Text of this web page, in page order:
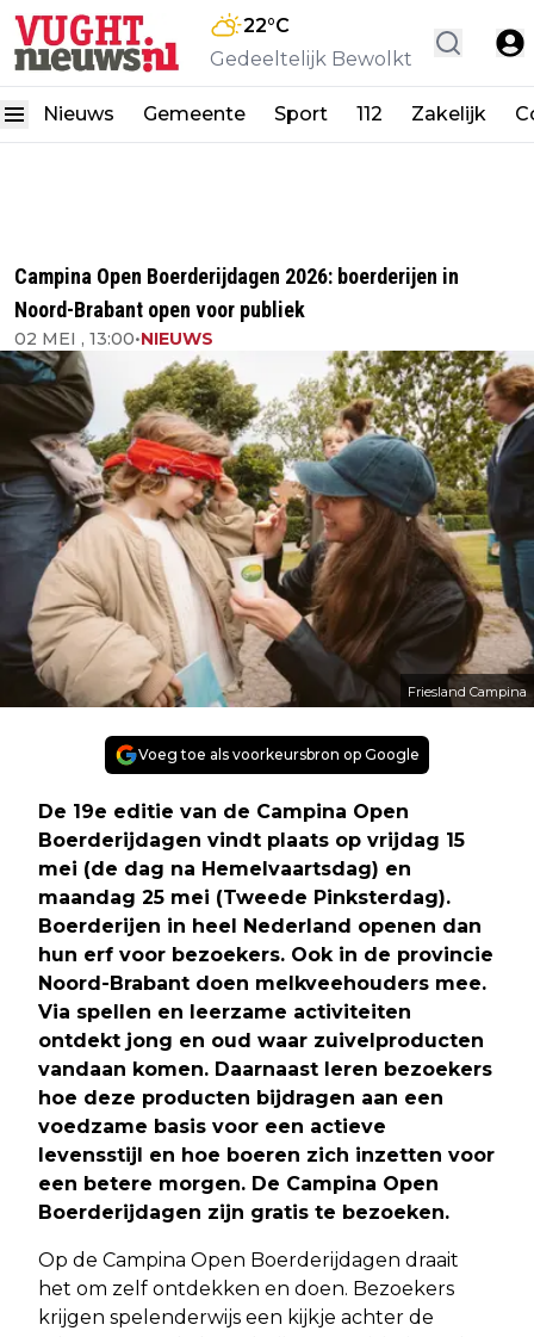
22°C
Gedeeltelijk Bewolkt
Nieuws Gemeente Sport 112 Zakelijk
Campina Open Boerderijdagen 2026: boerderijen in
Noord-Brabant open voor publiek
02 MEI , 13:00•NIEUWS
Friesland Campina
Voeg toe als voorkeursbron op Google
De 19e editie van de Campina Open
Boerderijdagen vindt plaats op vrijdag 15
mei (de dag na Hemelvaartsdag) en
maandag 25 mei (Tweede Pinksterdag).
Boerderijen in heel Nederland openen dan
hun erf voor bezoekers. Ook in de provincie
Noord-Brabant doen melkveehouders mee.
Via spellen en leerzame activiteiten
ontdekt jong en oud waar zuivelproducten
vandaan komen. Daarnaast leren bezoekers
hoe deze producten bijdragen aan een
voedzame basis voor een actieve
levensstijl en hoe boeren zich inzetten voor
een betere morgen. De Campina Open
Boerderijdagen zijn gratis te bezoeken.
Op de Campina Open Boerderijdagen draait
het om zelf ontdekken en doen. Bezoekers
krijgen spelenderwijs een kijkje achter de